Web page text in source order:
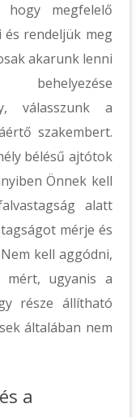
hogy megfelelő
és rendeljük meg
akarunk lenni
válasszunk a
szakembert.
bélésű ajtótok
Önnek kell
alatt
mérje és
kell aggódni,
mért, ugyanis a
része állítható
általában nem
a